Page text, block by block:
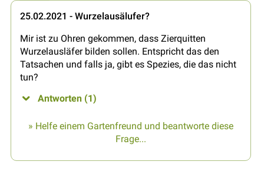
25.02.2021 - Wurzelausälufer?
Mir ist zu Ohren gekommen, dass Zierquitten
Wurzelausläfer bilden sollen. Entspricht das den
Tatsachen und falls ja, gibt es Spezies, die das nicht
tun?
Antworten (1)
» Helfe einem Gartenfreund und beantworte diese
Frage...